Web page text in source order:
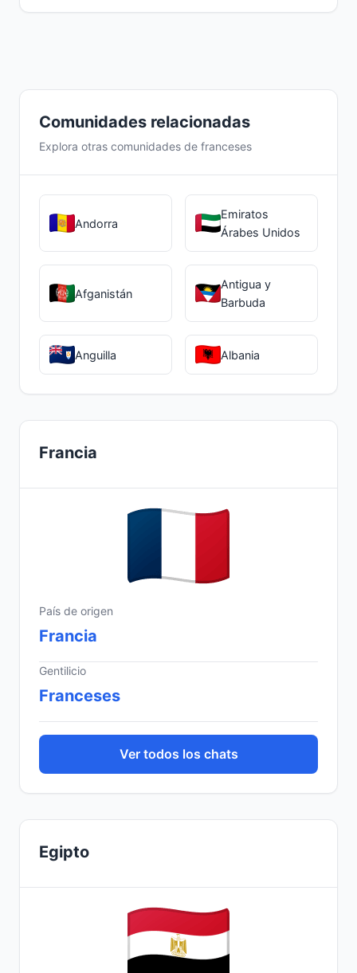
También existen grupos en redes sociales
para facilitar estos aspectos prácticos.
Comunidades relacionadas
Explora otras comunidades de franceses
Andorra
Emiratos
Árabes Unidos
Afganistán
Antigua y
Barbuda
Anguilla Albania
Francia
País de origen
Francia
Gentilicio
Franceses
Ver todos los chats
Egipto